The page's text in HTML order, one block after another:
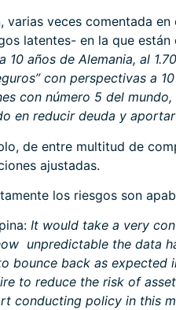
varias veces comentada en
latentes- en la que
10 años de Alemania, al
con perspectivas a
con número 5 del
en reducir deuda y
de entre multitud de
ajustadas.
los riesgos son
It would take a very
unpredictable the data
bounce back as expected
to reduce the risk of
conducting policy in this